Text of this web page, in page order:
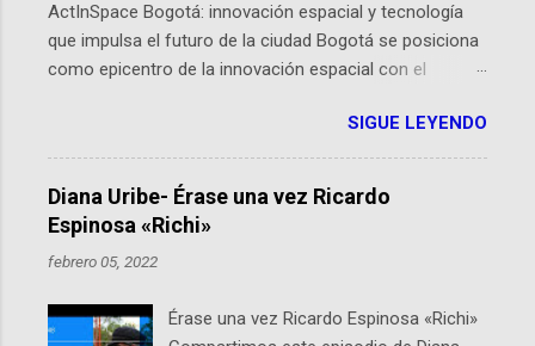
ActInSpace Bogotá: innovación espacial y tecnología
que impulsa el futuro de la ciudad Bogotá se posiciona
como epicentro de la innovación espacial con el
hackathon global que convierte tecnologías de la
Agencia Espacial Europea en soluciones prácticas para
la vida cotidiana. Este evento, organizado por el
Planetario de Bogotá del Idartes y la Universidad de los
Andes, reúne a expertos como el presidente de Airbus
Colombia y líderes del sector aeroespacial para inspirar
por qué importa en Bogotá ActInSpace es una
SIGUE LEYENDO
Diana Uribe- Érase una vez Ricardo
Espinosa «Richi»
febrero 05, 2022
Érase una vez Ricardo Espinosa «Richi»